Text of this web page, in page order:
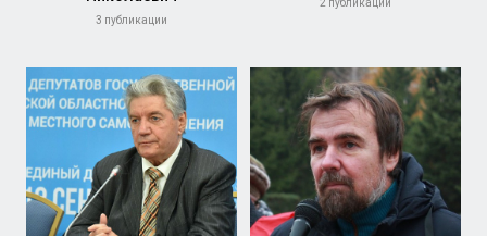
3 публикации
2 публикации